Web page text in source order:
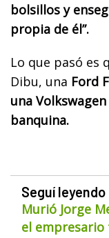
bolsillos y
propia de él”.
Lo que pasó es
Dibu, una Ford
una
banquina.
Seguí leyendo
Murió Jorge
el empresario